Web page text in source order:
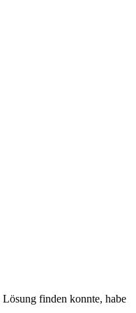
finden konnte, habe